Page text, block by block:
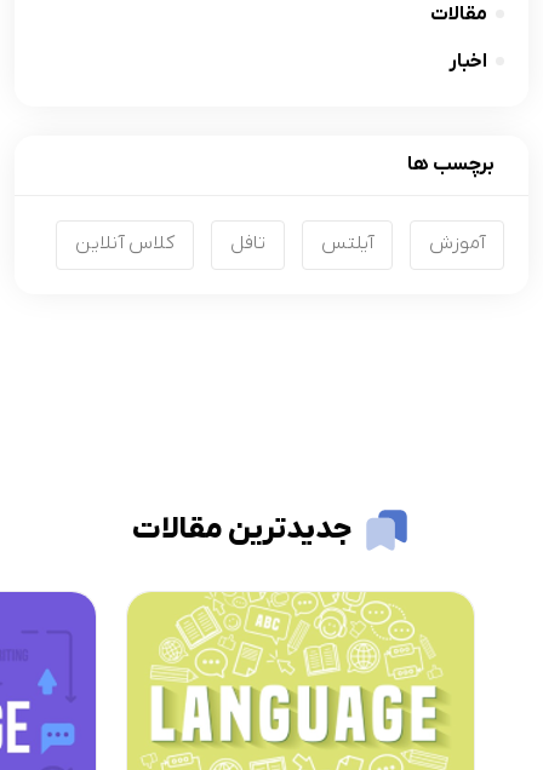
مقالات
اخبار
برچسب ها
آموزش آیلتس تافل کلاس آنلاین
جدیدترین مقالات